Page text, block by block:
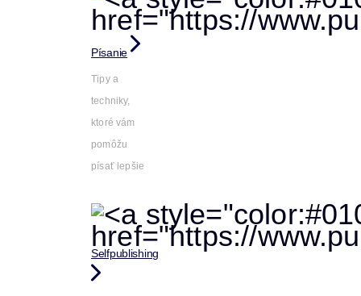
Písanie
Tipy a
techniky,
ktoré vám
pomôžu
písať lepšie
Selfpublishing